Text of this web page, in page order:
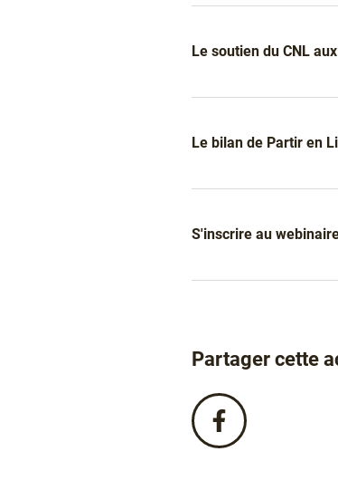
Le soutien du CNL
Le bilan de Partir en
S'inscrire au
Partager cette
Partagez
cette